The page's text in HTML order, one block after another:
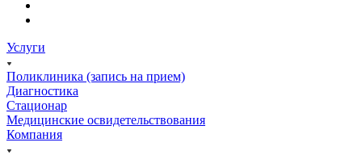
Услуги
Поликлиника (запись на прием)
Диагностика
Стационар
Медицинские освидетельствования
Компания